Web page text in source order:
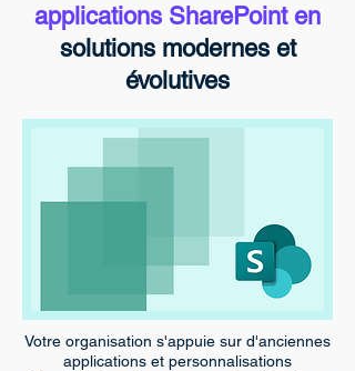
applications SharePoint en
solutions modernes et
évolutives
Votre organisation s'appuie sur d'anciennes
applications et personnalisations